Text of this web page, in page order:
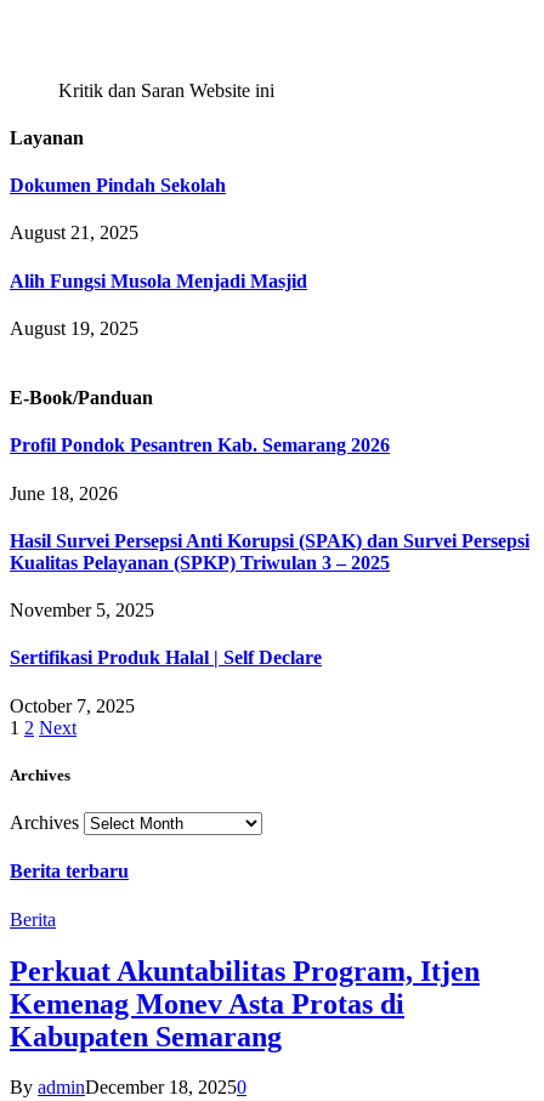
Kritik dan Saran Website ini
Layanan
Dokumen Pindah Sekolah
August 21, 2025
Alih Fungsi Musola Menjadi Masjid
August 19, 2025
E-Book/Panduan
Profil Pondok Pesantren Kab. Semarang 2026
June 18, 2026
Hasil Survei Persepsi Anti Korupsi (SPAK) dan Survei Persepsi
Kualitas Pelayanan (SPKP) Triwulan 3 – 2025
November 5, 2025
Sertifikasi Produk Halal | Self Declare
October 7, 2025
1 2 Next
Archives
Archives
Berita terbaru
Berita
Perkuat Akuntabilitas Program, Itjen
Kemenag Monev Asta Protas di
Kabupaten Semarang
By adminDecember 18, 20250